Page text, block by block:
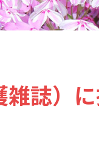
誌）